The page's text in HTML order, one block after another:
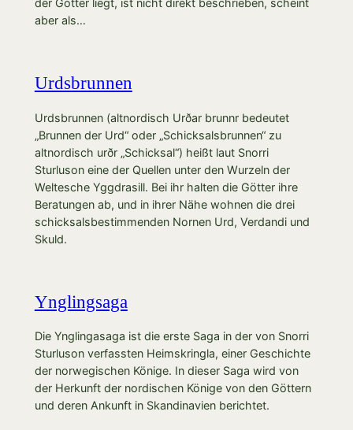
der Götter liegt, ist nicht direkt beschrieben, scheint
aber als…
Urdsbrunnen
Urdsbrunnen (altnordisch Urðar brunnr bedeutet
„Brunnen der Urd“ oder „Schicksalsbrunnen“ zu
altnordisch urðr „Schicksal“) heißt laut Snorri
Sturluson eine der Quellen unter den Wurzeln der
Weltesche Yggdrasill. Bei ihr halten die Götter ihre
Beratungen ab, und in ihrer Nähe wohnen die drei
schicksalsbestimmenden Nornen Urd, Verdandi und
Skuld.
Ynglingsaga
Die Ynglingasaga ist die erste Saga in der von Snorri
Sturluson verfassten Heimskringla, einer Geschichte
der norwegischen Könige. In dieser Saga wird von
der Herkunft der nordischen Könige von den Göttern
und deren Ankunft in Skandinavien berichtet.